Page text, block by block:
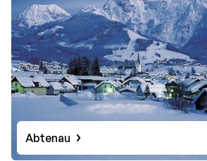
Abtenau